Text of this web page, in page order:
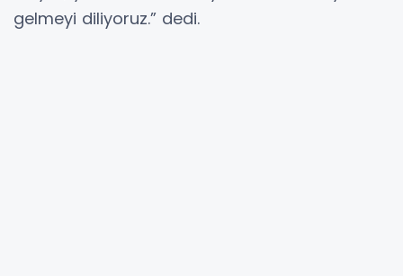
gelmeyi diliyoruz.” dedi.